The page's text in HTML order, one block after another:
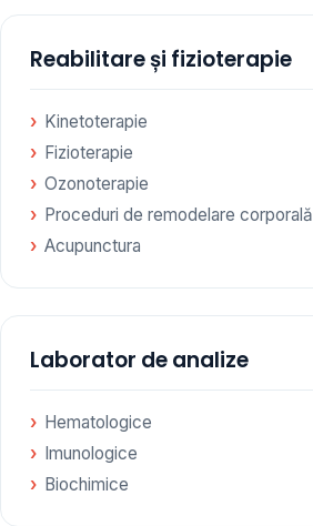
Reabilitare și fizioterapie
Kinetoterapie
Fizioterapie
Ozonoterapie
Proceduri de remodelare corporală
Acupunctura
Laborator de analize
Hematologice
Imunologice
Biochimice